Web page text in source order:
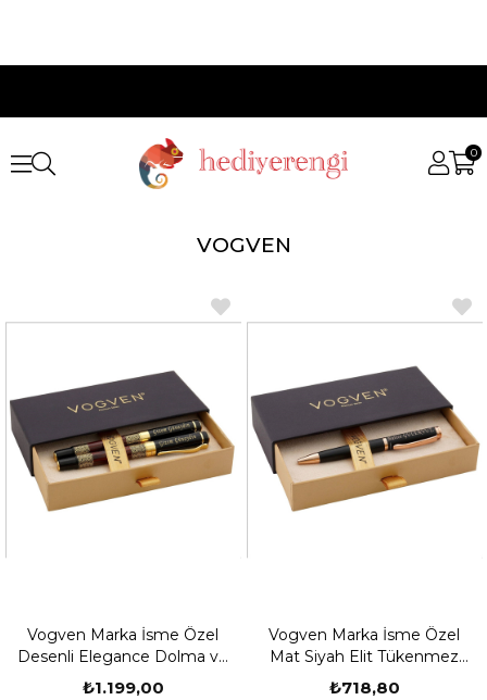
0
VOGVEN
Vogven Marka İsme Özel
Desenli Elegance Dolma ve
Roller Kalem Seti
₺1.199,00
Vogven Marka İsme Özel
Mat Siyah Elit Tükenmez
Kalem
₺718,80